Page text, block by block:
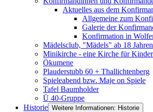
Aktuelles aus dem
Allgemeine zum
Galerie der
Konfirmation in
Mädelsclub, "Mädels" ab 18 Jahren
Minikirche - eine Kirche für Kinder
Ökumene
Plauderstubb 60 + Thallichtenberg
Spieleabend bzw. Maje on Spiele
Tafel Baumholder
Ü 40-Gruppe
Historie Weitere Informationen: Historie